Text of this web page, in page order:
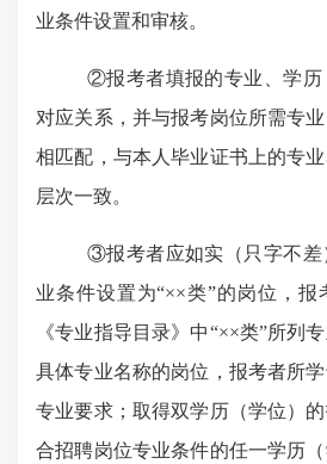
业条件设置和审核。
②报考者填报的专业、学历
对应关系，并与报考岗位所需专
相匹配，与本人毕业证书上的专业
层次一致。
③报考者应如实（只字不差
业条件设置为“××类”的岗位，报
《专业指导目录》中“××类”所列
具体专业名称的岗位，报考者所
专业要求；取得双学历（学位）
合招聘岗位专业条件的任一学历